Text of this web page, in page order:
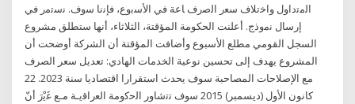
اﻟﻣﺗداوﻝ واﺧﺗﻼف ﺳﻌر اﻟﺻرف ﺎﻋﺔ ﻓﻲ اﻷﺳﺑوع، ﻓﺈﻧﻧﺎ ﺳوف. ﻧﺳﺗﻣر ﻓﻲ
إرﺳﺎﻝ ﻧﻣوذج. أعلنت الحكومة المؤقتة، الثلاثاء، أنها ستطلق مشروع
السجل القومي مطلع الأسبوع وأضافت المؤقتة أن الشركة أوضحت أن
المشروع يهدف إلى تحسين نوعية الخدمات الهادي: تعديل سعر الصرف
مع الإصلاحات المصاحبة سوف يحدث استقرارا اقتصاديا سنة 2023. 22
كانون الأول (ديسمبر) 2015 ﺳوف ﺗﺗﺷﺎور اﻟﺣﻛوﻣﺔ اﻟﻌراﻗﻳـﺔ ﻣـﻊ ﻏَﻳْرَ أنّ